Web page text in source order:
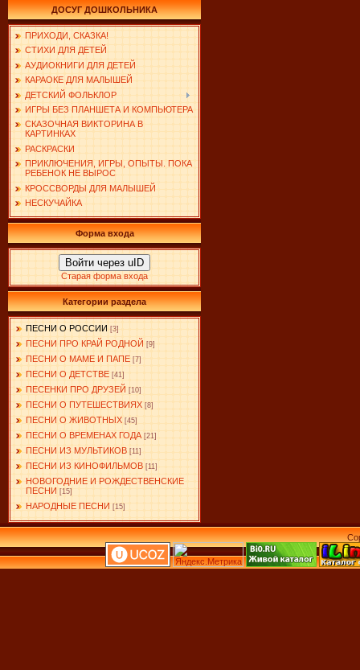
ДОСУГ ДОШКОЛЬНИКА
ПРИХОДИ, СКАЗКА!
СТИХИ ДЛЯ ДЕТЕЙ
АУДИОКНИГИ ДЛЯ ДЕТЕЙ
КАРАОКЕ ДЛЯ МАЛЫШЕЙ
ДЕТСКИЙ ФОЛЬКЛОР
ИГРЫ БЕЗ ПЛАНШЕТА И КОМПЬЮТЕРА
СКАЗОЧНАЯ ВИКТОРИНА В
КАРТИНКАХ
РАСКРАСКИ
ПРИКЛЮЧЕНИЯ, ИГРЫ, ОПЫТЫ. ПОКА
РЕБЕНОК НЕ ВЫРОС
КРОССВОРДЫ ДЛЯ МАЛЫШЕЙ
НЕСКУЧАЙКА
Форма входа
Войти через uID
Старая форма входа
Категории раздела
ПЕСНИ О РОССИИ [3]
ПЕСНИ ПРО КРАЙ РОДНОЙ [9]
ПЕСНИ О МАМЕ И ПАПЕ [7]
ПЕСНИ О ДЕТСТВЕ [41]
ПЕСЕНКИ ПРО ДРУЗЕЙ [10]
ПЕСНИ О ПУТЕШЕСТВИЯХ [8]
ПЕСНИ О ЖИВОТНЫХ [45]
ПЕСНИ О ВРЕМЕНАХ ГОДА [21]
ПЕСНИ ИЗ МУЛЬТИКОВ [11]
ПЕСНИ ИЗ КИНОФИЛЬМОВ [11]
НОВОГОДНИЕ И РОЖДЕСТВЕНСКИЕ
ПЕСНИ [15]
НАРОДНЫЕ ПЕСНИ [15]